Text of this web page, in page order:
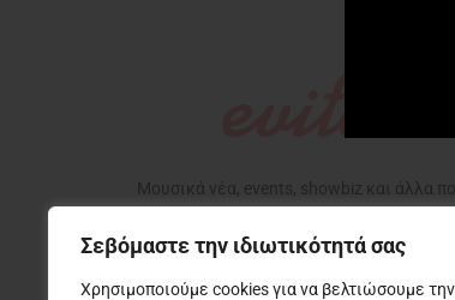
Σεβόμαστε την ιδιωτικότητά σας
Χρησιμοποιούμε cookies για να βελτιώσουμε
Μουσικά νέα, events, showbiz και άλλα
που αφορούν την ζωή μας, με την